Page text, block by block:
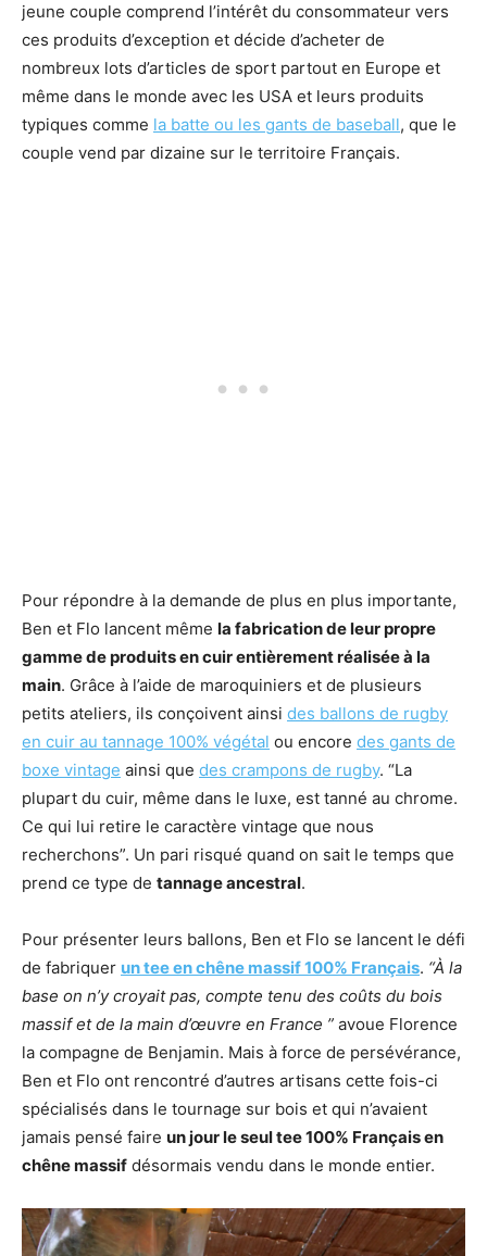
jeune couple comprend l’intérêt du consommateur vers
ces produits d’exception et décide d’acheter de
nombreux lots d’articles de sport partout en Europe et
même dans le monde avec les USA et leurs produits
typiques comme la batte ou les gants de baseball, que le
couple vend par dizaine sur le territoire Français.
Pour répondre à la demande de plus en plus importante,
Ben et Flo lancent même la fabrication de leur propre
gamme de produits en cuir entièrement réalisée à la
main. Grâce à l’aide de maroquiniers et de plusieurs
petits ateliers, ils conçoivent ainsi des ballons de rugby
en cuir au tannage 100% végétal ou encore des gants de
boxe vintage ainsi que des crampons de rugby. “La
plupart du cuir, même dans le luxe, est tanné au chrome.
Ce qui lui retire le caractère vintage que nous
recherchons”. Un pari risqué quand on sait le temps que
prend ce type de tannage ancestral.
Pour présenter leurs ballons, Ben et Flo se lancent le défi
de fabriquer un tee en chêne massif 100% Français. “À la
base on n’y croyait pas, compte tenu des coûts du bois
massif et de la main d’œuvre en France ” avoue Florence
la compagne de Benjamin. Mais à force de persévérance,
Ben et Flo ont rencontré d’autres artisans cette fois-ci
spécialisés dans le tournage sur bois et qui n’avaient
jamais pensé faire un jour le seul tee 100% Français en
chêne massif désormais vendu dans le monde entier.